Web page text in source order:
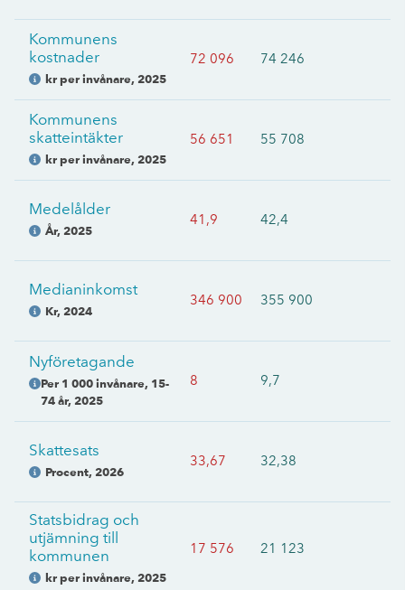
Kommunens
kostnader
kr per invånare, 2025
72 096 74 246
Kommunens
skatteintäkter
kr per invånare, 2025
56 651 55 708
Medelålder
År, 2025
41,9 42,4
Medianinkomst
Kr, 2024
346 900 355 900
Nyföretagande
Per 1 000 invånare, 15-
74 år,2025
8 9,7
Skattesats
Procent, 2026
33,67 32,38
Statsbidrag och
utjämning till
kommunen
kr per invånare, 2025
17 576 21 123